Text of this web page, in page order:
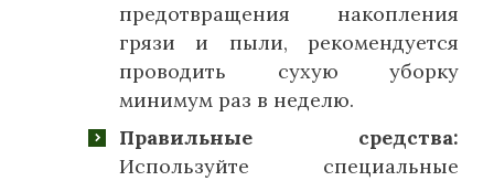
предотвращения накопления
грязи и пыли, рекомендуется
проводить сухую уборку
минимум раз в неделю.
Правильные средства:
Используйте специальные